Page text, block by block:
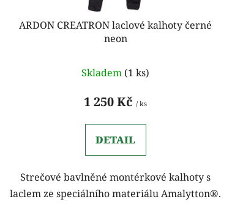
ARDON CREATRON laclové kalhoty černé
neon
Skladem (1 ks)
1 250 Kč/ ks
DETAIL
Strečové bavlněné montérkové kalhoty s
laclem ze speciálního materiálu Amalytton®.